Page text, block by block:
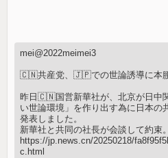
mei@2022meimei3
🇨🇳共産党、🇯🇵での世論誘導に本
昨日🇨🇳国営新華社が、北京が日中
い世論環境」を作り出す為に日本の
発表しました。
新華社と共同の社長が会談して約束。
https://jp.news.cn/20250218/
c.html